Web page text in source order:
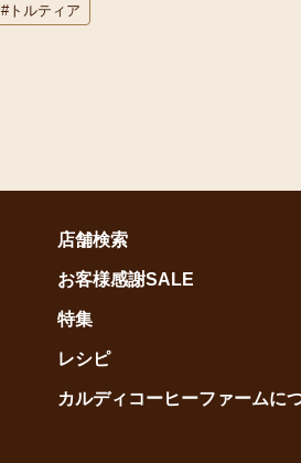
#トルティア
店舗検索
お客様感謝SALE
特集
レシピ
カルディコーヒーファームに